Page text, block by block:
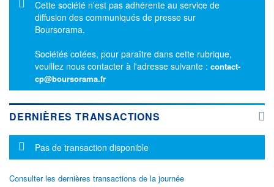
Message d'information
Cette société n'est pas adhérente au service de
diffusion des communiqués de presse sur
Boursorama.
Sociétés cotées, pour paraître dans cette rubrique,
veuillez nous contacter à l'adresse suivante : contact-
cp@boursorama.fr
DERNIÈRES TRANSACTIONS
Message d'information
Pas de transaction disponible
Consulter les dernières transactions de la journée